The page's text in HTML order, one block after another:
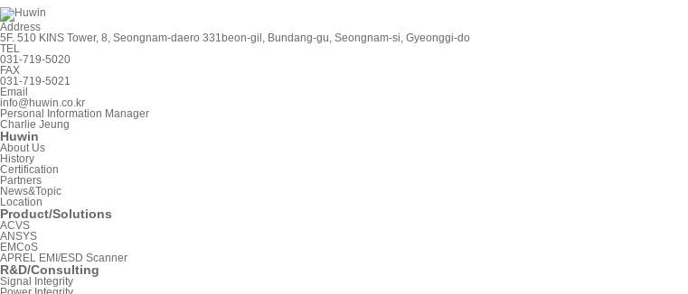
Address
5F. 510 KINS Tower, 8, Seongnam-daero 331beon-gil, Bundang-gu, Seongnam-si, Gyeonggi-do
TEL
031-719-5020
FAX
031-719-5021
Email
info@huwin.co.kr
Personal Information Manager
Charlie Jeung
Huwin
About Us
History
Certification
Partners
News&Topic
Location
Product/Solutions
ACVS
ANSYS
EMCoS
APREL EMI/ESD Scanner
R&D/Consulting
Signal Integrity